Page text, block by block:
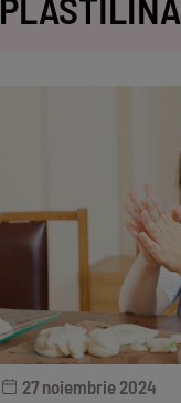
27 noiembrie 2024